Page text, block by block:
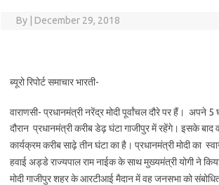
By December 29, 2018
ब्यूरो रिपोर्ट समाचार भारती-
वाराणसी- प्रधानमंत्री नरेंद्र मोदी पूर्वांचल दौरे पर हैं। अपने
दौरान प्रधानमंत्री करीब डेढ़ घंटा गाजीपुर में रहेंगे। इसके बाद
कार्यक्रम करीब साढ़े तीन घंटा का है। प्रधानमंत्री मोदी का
हवाई अड्डे राज्यपाल राम नाईक के साथ मुख्यमंत्री योगी ने
मोदी गाजीपुर शहर के आरटीआई मैदान में वह जनसभा को